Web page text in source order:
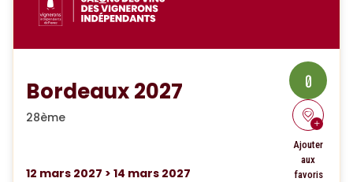
Bordeaux 2027
28ème
12 mars 2027 > 14 mars 2027
0
Ajouter
aux
favoris